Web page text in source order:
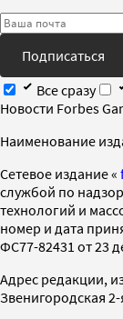
Подписаться
Все сразу
Новости Forbes
Наименование
Cетевое издание «
службой по
технологий и
номер и дата
ФС77-82431 от 23
Адрес редакции,
Звенигородская 2-